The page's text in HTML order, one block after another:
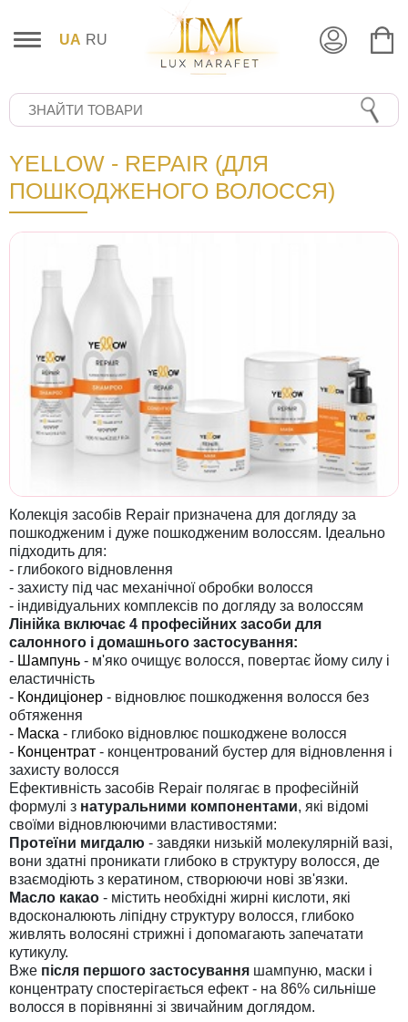
UA RU
YELLOW - REPAIR (ДЛЯ
ПОШКОДЖЕНОГО ВОЛОССЯ)
Колекція засобів Repair призначена для догляду за
пошкодженим і дуже пошкодженим волоссям. Ідеально
підходить для:
- глибокого відновлення
- захисту під час механічної обробки волосся
- індивідуальних комплексів по догляду за волоссям
Лінійка включає 4 професійних засоби для
салонного і домашнього застосування:
- Шампунь - м'яко очищує волосся, повертає йому силу і
еластичність
- Кондиціонер - відновлює пошкодження волосся без
обтяження
- Маска - глибоко відновлює пошкоджене волосся
- Концентрат - концентрований бустер для відновлення і
захисту волосся
Ефективність засобів Repair полягає в професійній
формулі з натуральними компонентами, які відомі
своїми відновлюючими властивостями:
Протеїни мигдалю - завдяки низькій молекулярній вазі,
вони здатні проникати глибоко в структуру волосся, де
взаємодіють з кератином, створюючи нові зв'язки.
Масло какао - містить необхідні жирні кислоти, які
вдосконалюють ліпідну структуру волосся, глибоко
живлять волосяні стрижні і допомагають запечатати
кутикулу.
Вже після першого застосування шампуню, маски і
концентрату спостерігається ефект - на 86% сильніше
волосся в порівнянні зі звичайним доглядом.